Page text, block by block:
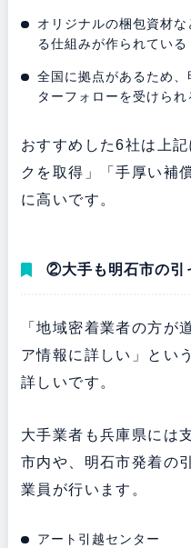
オリジナルの梱包資材
る仕組みが作られている
全国に拠点があるため
ターフォローを受けられ
おすすめした6社は上
クを取得」「手厚い補
に高いです。
②大手も明石市の引
「地域密着業者の方が
ア情報に詳しい」とい
詳しいです。
大手業者も兵庫県には
市内や、明石市発着の
業員が行います。
アート引越センター